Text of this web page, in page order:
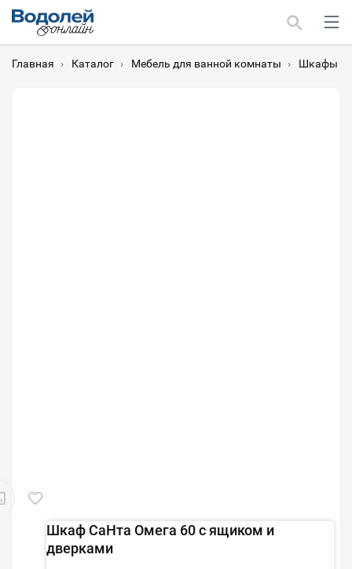
Главная › Каталог › Мебель для ванной комнаты › Шкафы
Шкаф СаНта Омега 60 с ящиком и
дверками